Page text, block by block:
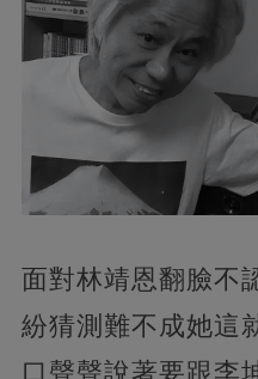
面對林靖恩翻臉不
紛猜測難不成她這
口聲聲說著要跟李